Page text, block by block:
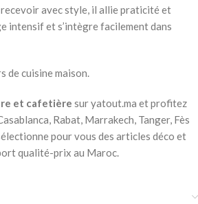
avec style, il allie praticité et
intensif et s’intègre facilement dans
de cuisine maison.
et cafetière sur yatout.ma et profitez
Rabat, Marrakech, Tanger, Fès
pour vous des articles déco et
qualité-prix au Maroc.